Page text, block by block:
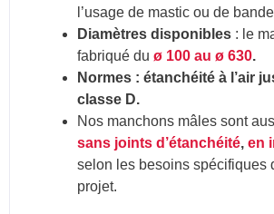
l’usage de mastic ou de
Diamètres disponibles: le
fabriqué du ø 100 au ø 630.
Normes : étanchéité à l’air
classe D.
Nos manchons mâles sont
sans joints d’étanchéité, en
selon les besoins spécifiques
projet.